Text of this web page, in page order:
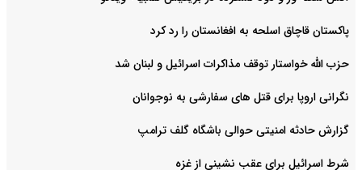
پاکستان قاچاق اسلحه به افغانستان را رد کرد
حزب الله خواستار توقف مذاکرات اسرائیل و لبنان شد
نگرانی اروپا برای قتل های سفارشی به نوجوانان
گزارش حادثه امنیتی حوالی باشگاه گلف ترامپ
شرط اسرائیل برای عقب نشینی از غزه